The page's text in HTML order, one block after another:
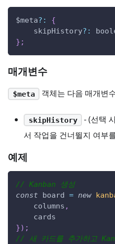
$meta? :
{
    skipHistory
? :
} ;
매개변수
$meta 객체는 다음 매개변
skipHistory
- (선택
서 작업을 건너뛸지 여부
예제
// Kanban 생성
const board = new
    columns
,
    cards
}) ;
// 새 카드를 추가하고